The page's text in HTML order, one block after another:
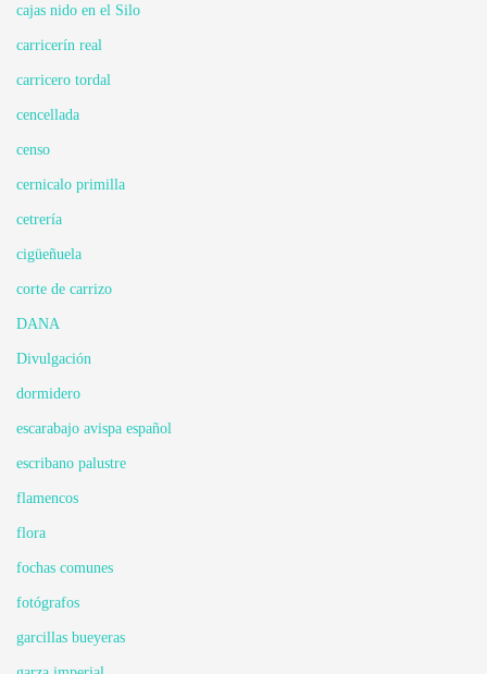
cajas nido en el Silo
carricerín real
carricero tordal
cencellada
censo
cernicalo primilla
cetrería
cigüeñuela
corte de carrizo
DANA
Divulgación
dormidero
escarabajo avispa español
escribano palustre
flamencos
flora
fochas comunes
fotógrafos
garcillas bueyeras